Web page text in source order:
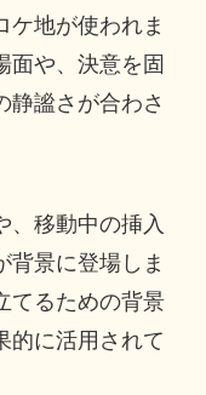
ケ地が使われま
面や、決意を固
静謐さが合わさ
、移動中の挿入
背景に登場しま
てるための背景
的に活用されて